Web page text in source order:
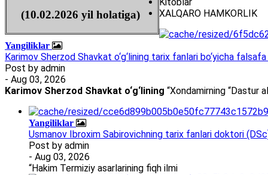
(10.02.2026 yil holatiga)
XALQARO HAMKORLIK
Yangiliklar
Karimov Sherzod Shavkat o‘g‘lining tarix fanlari bo‘yicha
Post by admin
- Aug 03, 2026
Karimov Sherzod Shavkat o‘g‘lining “Xondamirning “Dastur
Yangiliklar
Usmanov Ibroxim Sabirovichning tarix fanlari doktori
Post by admin
- Aug 03, 2026
“Hakim Termiziy asarlarining fiqh ilmi